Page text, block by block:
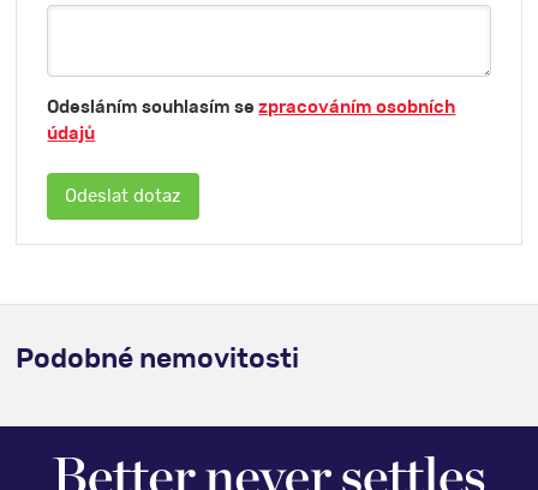
Odesláním souhlasím sezpracováním osobních
údajů
Podobné nemovitosti